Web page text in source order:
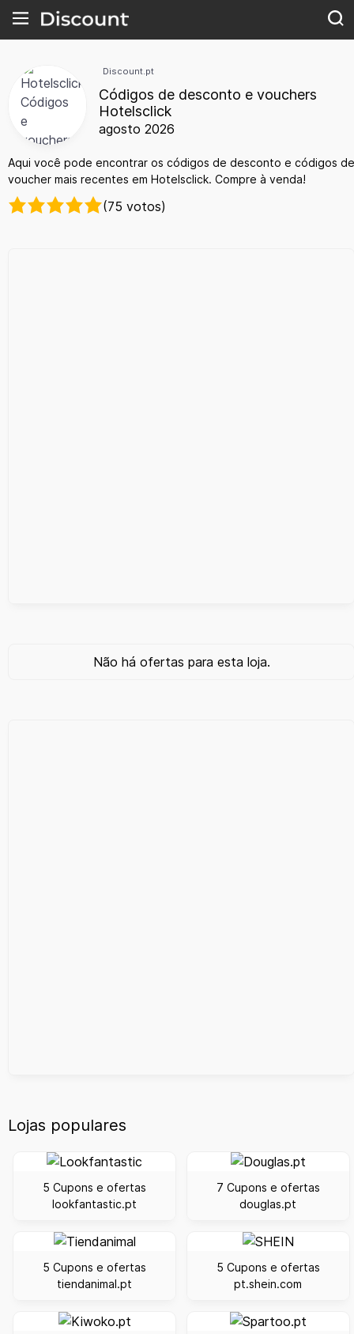
Discount.pt
Códigos de desconto e vouchers
Hotelsclick
agosto 2026
Aqui você pode encontrar os códigos de desconto e códigos de
voucher mais recentes em Hotelsclick. Compre à venda!
(75 votos)
Não há ofertas para esta loja.
Lojas populares
5 Cupons e ofertas
lookfantastic.pt
7 Cupons e ofertas
douglas.pt
5 Cupons e ofertas
tiendanimal.pt
5 Cupons e ofertas
pt.shein.com